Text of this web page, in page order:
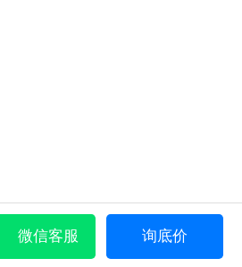
微信客服 询底价